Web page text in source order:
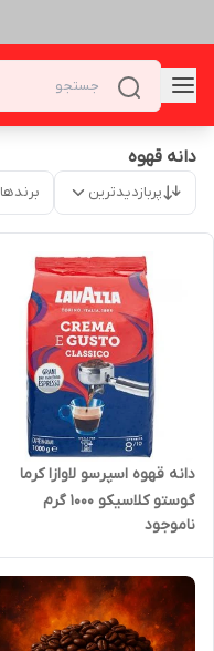
دانه قهوه
پربازدیدترین برندها
دانه قهوه اسپرسو لاوازا کرما
گوستو کلاسیکو 1000 گرم
Lavazza Crema e Gusto
Classic
ناموجود